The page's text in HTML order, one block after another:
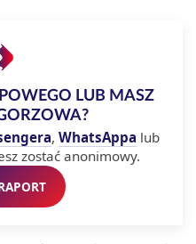
LUB MASZ
, WhatsAppa lub
zostać anonimowy.